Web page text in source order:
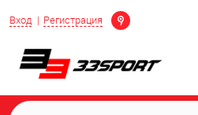
Вход Регистрация
Определение